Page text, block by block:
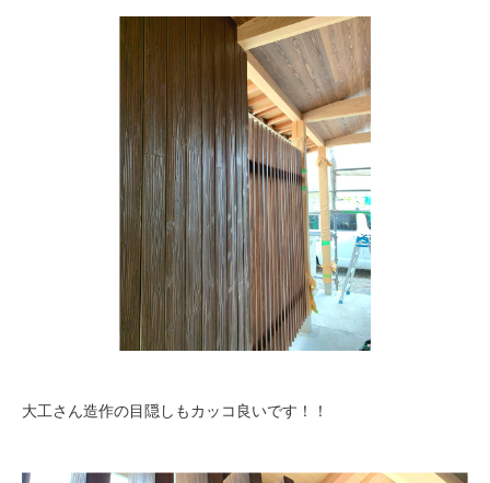
大工さん造作の目隠しもカッコ良いです！！